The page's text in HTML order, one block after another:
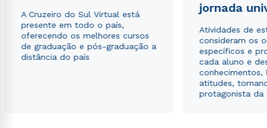
A Cruzeiro do Sul Virtual está
presente em todo o país,
oferecendo os melhores cursos
de graduação e pós-graduação a
distância do país
jornada
Atividades de
consideram os
específicos e
cada aluno e
conhecimentos,
atitudes,
protagonista da